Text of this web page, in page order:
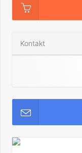
Kontakt